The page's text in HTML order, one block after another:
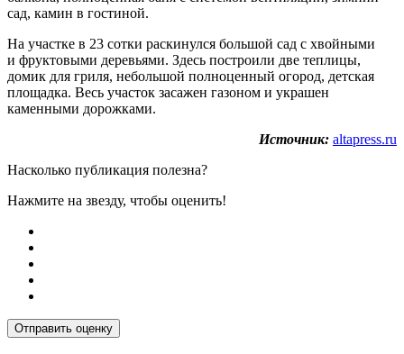
сад, камин в гостиной.
На участке в 23 сотки раскинулся большой сад с хвойными
и фруктовыми деревьями. Здесь построили две теплицы,
домик для гриля, небольшой полноценный огород, детская
площадка. Весь участок засажен газоном и украшен
каменными дорожками.
Источник: altapress.ru
Насколько публикация полезна?
Нажмите на звезду, чтобы оценить!
Отправить оценку